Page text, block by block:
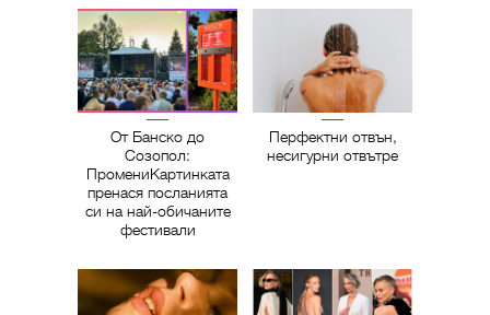
От Банско до
Созопол:
ПромениКартинката
пренася посланията
си на най-обичаните
фестивали
Перфектни отвън,
несигурни отвътре